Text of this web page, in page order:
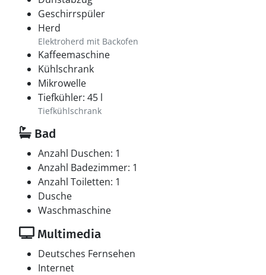
Geschirrspüler
Herd
Elektroherd mit Backofen
Kaffeemaschine
Kühlschrank
Mikrowelle
Tiefkühler: 45 l
Tiefkühlschrank
Bad
Anzahl Duschen: 1
Anzahl Badezimmer: 1
Anzahl Toiletten: 1
Dusche
Waschmaschine
Multimedia
Deutsches Fernsehen
Internet